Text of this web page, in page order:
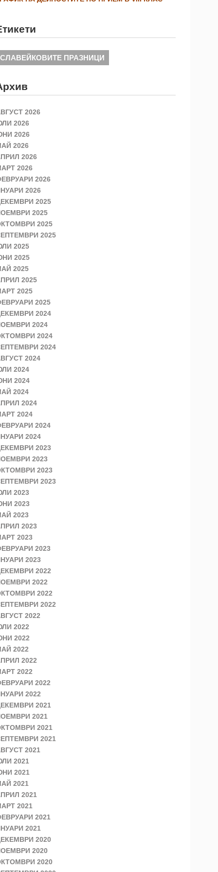
СЛАВЕЙКОВИТЕ ПРАЗНИЦИ
2026
2026
2026
2026
2026
2026
2026
2026
2025
2025
2025
2025
2025
2025
2025
2025
2025
2025
2024
2024
2024
2024
2024
2024
2024
2024
2024
2024
2024
2024
2023
2023
2023
2023
2023
2023
2023
2023
2023
2023
2023
2022
2022
2022
2022
2022
2022
2022
2022
2022
2022
2022
2022
2021
2021
2021
2021
2021
2021
2021
2021
2021
2021
2021
2021
2020
2020
2020